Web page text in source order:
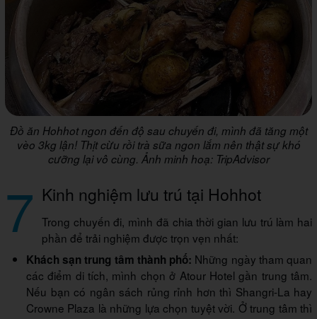
Đồ ăn Hohhot ngon đến độ sau chuyến đi, mình đã tăng một
vèo 3kg lận! Thịt cừu rồi trà sữa ngon lắm nên thật sự khó
cưỡng lại vô cùng. Ảnh minh hoạ: TripAdvisor
7 Kinh nghiệm lưu trú tại Hohhot
Trong chuyến đi, mình đã chia thời gian lưu trú làm hai
phần để trải nghiệm được trọn vẹn nhất:
Khách sạn trung tâm thành phố: Những ngày tham quan
các điểm di tích, mình chọn ở Atour Hotel gần trung tâm.
Nếu bạn có ngân sách rủng rỉnh hơn thì Shangri-La hay
Crowne Plaza là những lựa chọn tuyệt vời. Ở trung tâm thì